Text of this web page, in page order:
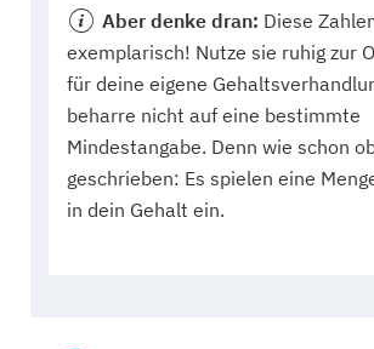
Aber denke dran: Diese
exemplarisch! Nutze sie ruhig zur
für deine eigene
beharre nicht auf eine bestimmte
Mindestangabe. Denn wie schon
geschrieben: Es spielen eine
in dein Gehalt ein.